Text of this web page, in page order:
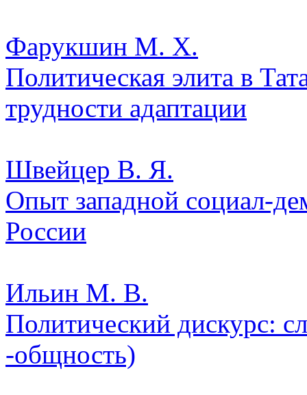
Фарукшин М. Х.
Политическая элита в
трудности адаптации
Швейцер В. Я.
Опыт западной социал-
России
Ильин М. В.
Политический дискурс:
-общность)